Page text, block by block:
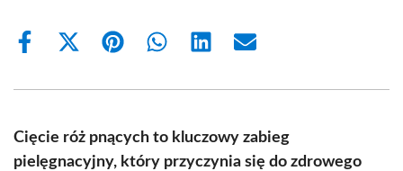
Share
Share
(Twitter)
Share Share Share Share
Cięcie róż pnących to kluczowy zabieg
pielęgnacyjny, który przyczynia się do zdrowego